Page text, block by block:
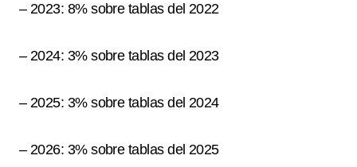
– 2023: 8% sobre tablas del 2022
– 2024: 3% sobre tablas del 2023
– 2025: 3% sobre tablas del 2024
– 2026: 3% sobre tablas del 2025